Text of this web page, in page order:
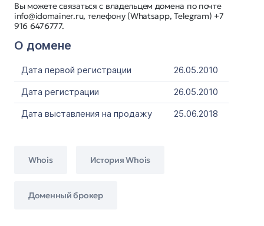
Вы можете связаться с владельцем домена по почте
info@idomainer.ru, телефону (Whatsapp, Telegram) +7
916 6476777.
О домене
Дата первой регистрации
26.05.2010
Дата регистрации
26.05.2010
Дата выставления на продажу
25.06.2018
Whois История Whois
Доменный брокер